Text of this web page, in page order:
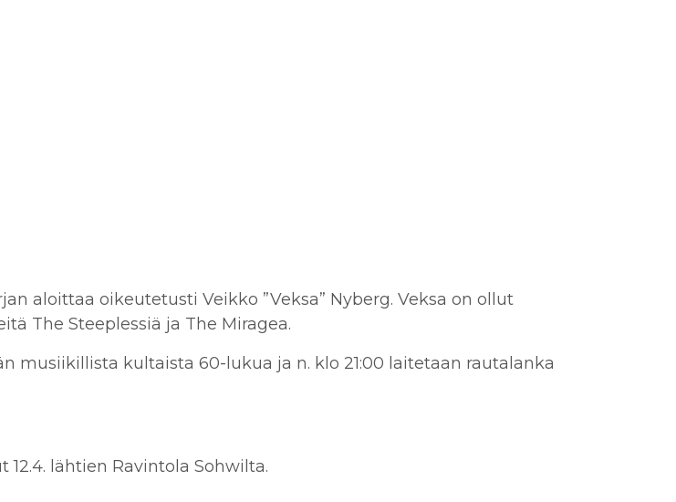
aloittaa oikeutetusti Veikko ”Veksa” Nyberg. Veksa on ollut
The Steeplessiä ja The Miragea.
musiikillista kultaista 60-lukua ja n. klo 21:00 laitetaan rautalanka
12.4. lähtien Ravintola Sohwilta.